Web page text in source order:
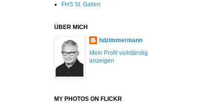
FHS St. Gallen
ÜBER MICH
hdzimmermann
Mein Profil vollständig
anzeigen
MY PHOTOS ON FLICKR